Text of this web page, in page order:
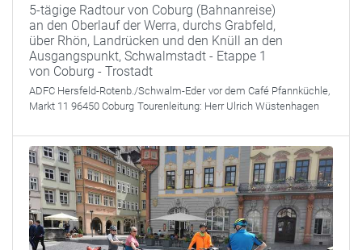
5-tägige Radtour von Coburg (Bahnanreise)
an den Oberlauf der Werra, durchs Grabfeld,
über Rhön, Landrücken und den Knüll an den
Ausgangspunkt, Schwalmstadt - Etappe 1
von Coburg - Trostadt
ADFC Hersfeld-Rotenb./Schwalm-Eder vor dem Café Pfannküchle,
Markt 11 96450 Coburg Tourenleitung: Herr Ulrich Wüstenhagen